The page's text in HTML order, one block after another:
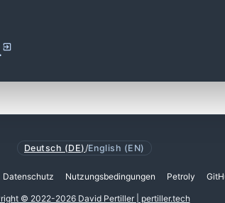
Deutsch (DE) /English (EN)
Datenschutz Nutzungsbedingungen Petroly
© 2022-2026 David Pertiller | pertiller.tech